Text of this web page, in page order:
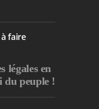
faire
légales en
du peuple !